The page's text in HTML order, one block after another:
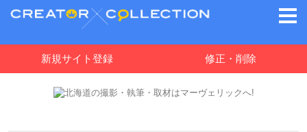
新規サイト登録 修正・削除